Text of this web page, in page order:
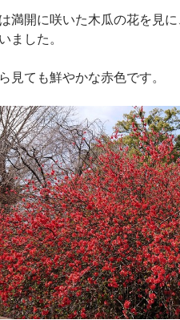
満開に咲いた木瓜の花を見
ました。
見ても鮮やかな赤色です。